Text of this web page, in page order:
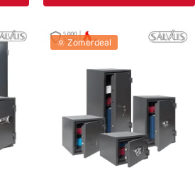
🌞 Zomerdeal